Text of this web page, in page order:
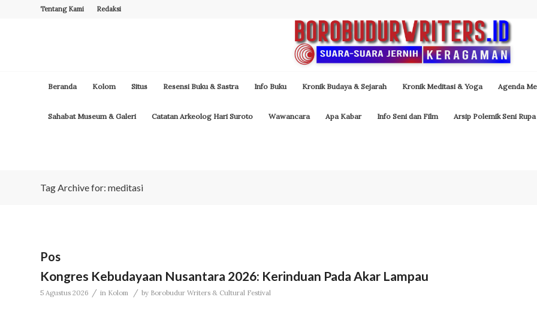
Tentang Kami Redaksi
Beranda Kolom Situs Resensi Buku & Sastra Info Buku Kronik Budaya & Sejarah Kronik Meditasi & Yoga Agenda
Sahabat Museum & Galeri Catatan Arkeolog Hari Suroto Wawancara Apa Kabar Info Seni dan Film Arsip Polemik Seni Rupa
Tag Archive for: meditasi
Pos
Kongres Kebudayaan Nusantara 2026: Kerinduan Pada Akar Lampau
5 Agustus 2026 / in Kolom / by Borobudur Writers & Cultural Festival